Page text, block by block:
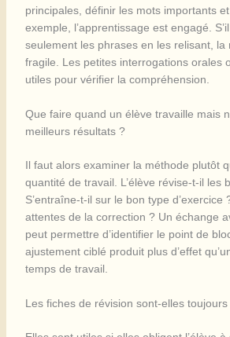
principales, définir les mots importants
exemple, l’apprentissage est engagé.
seulement les phrases en les relisant, la
fragile. Les petites interrogations orales
utiles pour vérifier la compréhension.
Que faire quand un élève travaille mais
meilleurs résultats ?
Il faut alors examiner la méthode plutôt
quantité de travail. L’élève révise-t-il les
S’entraîne-t-il sur le bon type d’exercice
attentes de la correction ? Un échange
peut permettre d’identifier le point de
ajustement ciblé produit plus d’effet
temps de travail.
Les fiches de révision sont-elles